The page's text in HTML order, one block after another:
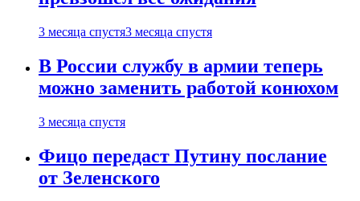
3 месяца спустя3 месяца спустя
В России службу в армии теперь
можно заменить работой конюхом
3 месяца спустя
Фицо передаст Путину послание
от Зеленского